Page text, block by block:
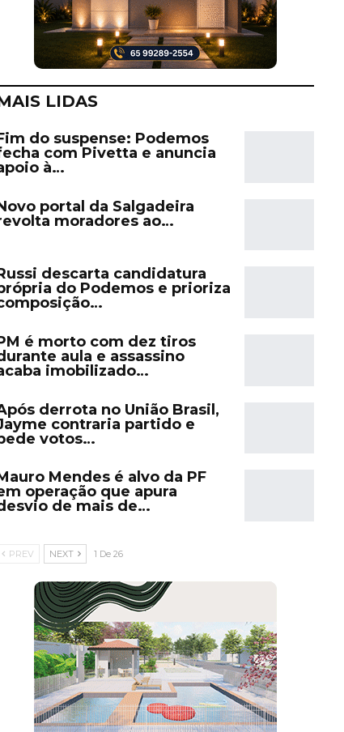
LIDAS
do suspense: Podemos
com Pivetta e anuncia
à…
portal da Salgadeira
moradores ao…
descarta candidatura
do Podemos e prioriza
é morto com dez tiros
aula e assassino
imobilizado…
derrota no União Brasil,
contraria partido e
votos…
Mendes é alvo da PF
operação que apura
de mais de…
PREV NEXT 1 De 26